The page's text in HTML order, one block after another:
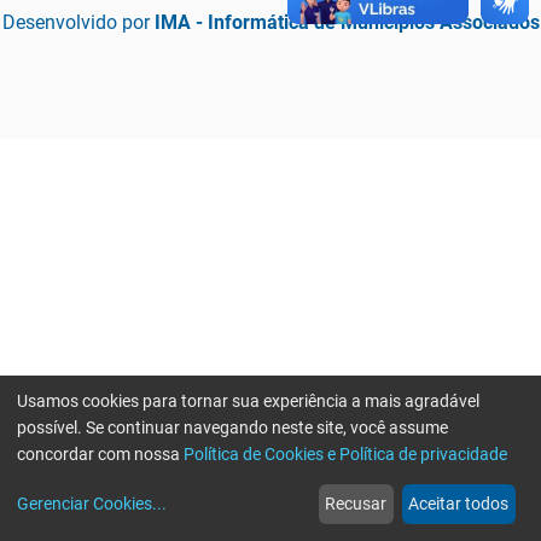
Desenvolvido por IMA - Informática de Municípios Associados
web
Notícias
more_horiz
Mais
Usamos cookies para tornar sua experiência a mais agradável
possível. Se continuar navegando neste site, você assume
concordar com nossa Política de Cookies e Política de privacidade
Gerenciar Cookies... Recusar Aceitar todos
Erro ao enviar informações, por favor tente novamente